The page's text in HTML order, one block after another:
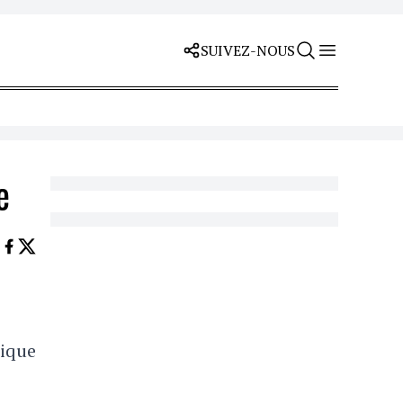
SUIVEZ-NOUS